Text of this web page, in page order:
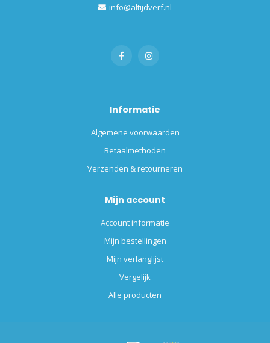
info@altijdverf.nl
Informatie
Algemene voorwaarden
Betaalmethoden
Verzenden & retourneren
Mijn account
Account informatie
Mijn bestellingen
Mijn verlanglijst
Vergelijk
Alle producten